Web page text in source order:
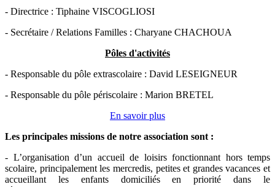
- Directrice : Tiphaine VISCOGLIOSI
- Secrétaire / Relations Familles : Charyane CHACHOUA
Pôles d'activités
- Responsable du pôle extrascolaire : David LESEIGNEUR
- Responsable du pôle périscolaire : Marion BRETEL
En savoir plus
Les principales missions de notre association sont:
- L’organisation d’un accueil de loisirs fonctionnant hors temps
scolaire, principalement les mercredis, petites et grandes vacances et
accueillant les enfants domiciliés en priorité dans le